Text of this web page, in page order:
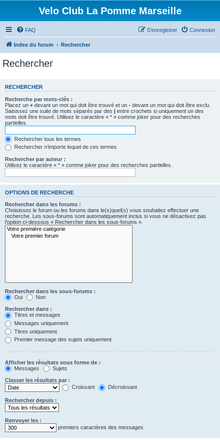
Velo Club La Pomme Marseille
FAQ Connexion
S’enregistrer
Index du forum Rechercher
Rechercher
RECHERCHER
Recherche par mots-clés :
Placez un + devant un mot qui doit être trouvé et un - devant un mot qui doit être exclu.
Saisissez une suite de mots séparés par des | entre crochets si uniquement un des
mots doit être trouvé. Utilisez le caractère « * » comme joker pour des recherches
partielles.
Rechercher tous les termes
Rechercher n’importe lequel de ces termes
Rechercher par auteur :
Utilisez le caractère « * » comme joker pour des recherches partielles.
OPTIONS DE RECHERCHE
Rechercher dans les forums :
Choisissez le forum ou les forums dans le(s)quel(s) vous souhaitez effectuer une
recherche. Les sous-forums sont automatiquement inclus si vous ne désactivez pas
l’option ci-dessous « Rechercher dans les sous-forums ».
Rechercher dans les sous-forums :
Oui
Non
Rechercher dans :
Titres et messages
Messages uniquement
Titres uniquement
Premier message des sujets uniquement
Afficher les résultats sous forme de :
Messages
Sujets
Classer les résultats par :
Croissant
Décroissant
Rechercher depuis :
Renvoyer les :
premiers caractères des messages